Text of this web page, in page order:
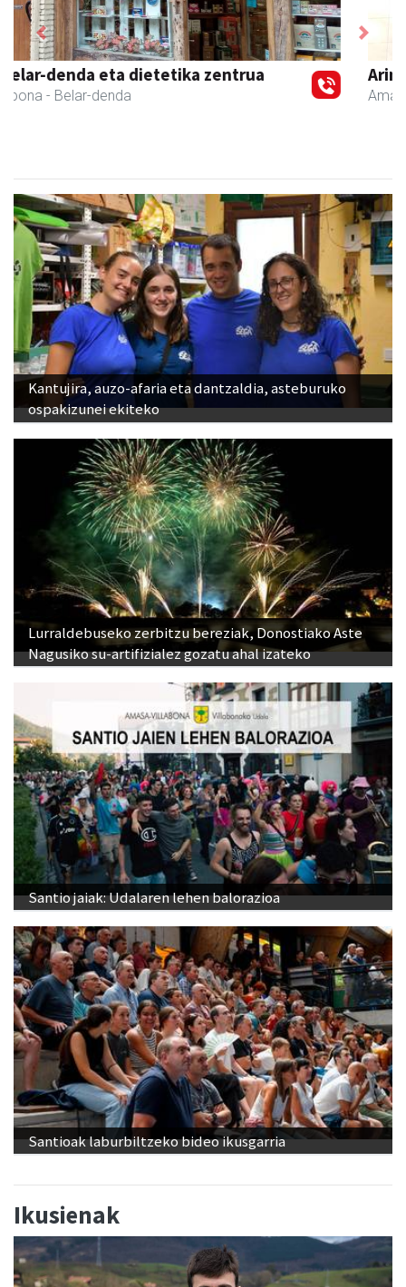
Arindu fisioterapia eta osteopatia
Amasa-Villabona - Fisioterapia
Previous Next
Kantujira, auzo-afaria eta dantzaldia, asteburuko
ospakizunei ekiteko
Lurraldebuseko zerbitzu bereziak, Donostiako Aste
Nagusiko su-artifizialez gozatu ahal izateko
Santio jaiak: Udalaren lehen balorazioa
Santioak laburbiltzeko bideo ikusgarria
Ikusienak